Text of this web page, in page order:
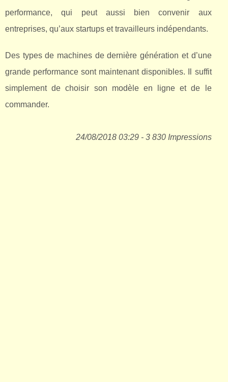
performance, qui peut aussi bien convenir aux
entreprises, qu’aux startups et travailleurs indépendants.
Des types de machines de dernière génération et d’une
grande performance sont maintenant disponibles. Il suffit
simplement de choisir son modèle en ligne et de le
commander.
24/08/2018 03:29 - 3 830 Impressions